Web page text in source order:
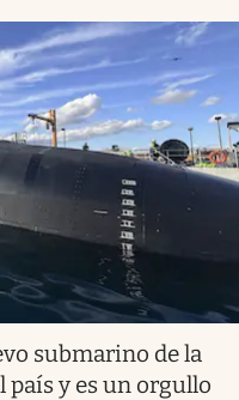
submarino de la
y es un orgullo